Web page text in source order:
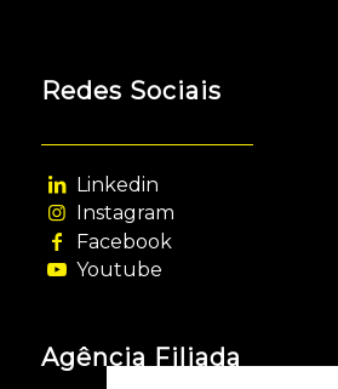
Redes Sociais
Linkedin
Instagram
Facebook
Youtube
Agência Filiada